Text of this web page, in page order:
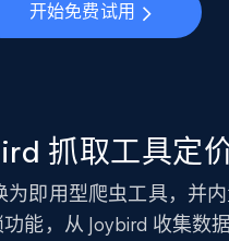
ID, Followers, Posts count, Is
Is professional account, Is
- Collect profile
开始免费试用
抓取工具定
为即用型爬虫工具，并
能，从 Joybird 收集数据